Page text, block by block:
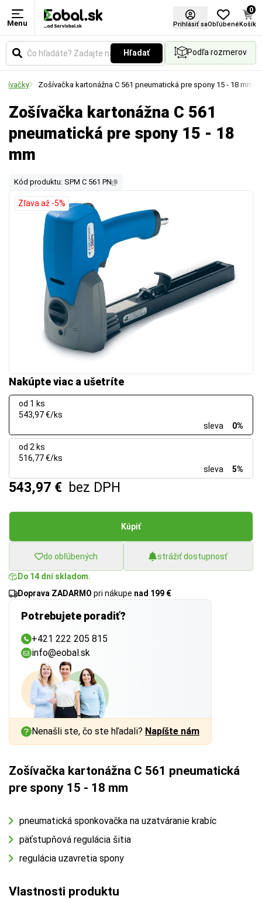
Menu Prihlásiť saObľúbené
0
Košík
Hľadať Podľa rozmerov
Zošívačka kartonážna C 561 pneumatická pre spony 15 - 18 mm
Zošívačka kartonážna C 561
pneumatická pre spony 15 - 18
mm
Kód produktu: SPM C 561 PN
Nakúpte viac a ušetríte
od 1 ks
543,97 €/ks
sleva
0%
od 2 ks
516,77 €/ks
sleva
5%
543,97 € bez DPH
Kúpiť
do obľúbených strážiť dostupnosť
Do 14 dní skladom.
Doprava ZADARMO pri nákupe nad 199 €
Potrebujete poradiť?
+421 222 205 815
info@eobal.sk
Nenašli ste, čo ste hľadali? Napíšte nám
Zľava až -5%
Zošívačka kartonážna C 561 pneumatická
pre spony 15 - 18 mm
pneumatická sponkovačka na uzatváranie krabíc
päťstupňová regulácia šitia
regulácia uzavretia spony
Vlastnosti produktu